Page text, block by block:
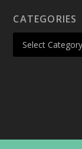
CATEGORIES